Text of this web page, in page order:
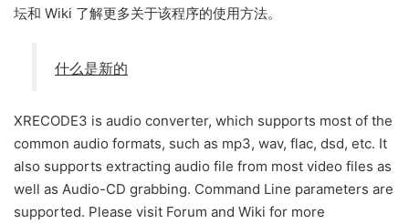
坛和 Wiki 了解更多关于该程序的使用方法。
什么是新的
XRECODE3 is audio converter, which supports most of the
common audio formats, such as mp3, wav, flac, dsd, etc. It
also supports extracting audio file from most video files as
well as Audio-CD grabbing. Command Line parameters are
supported. Please visit Forum and Wiki for more